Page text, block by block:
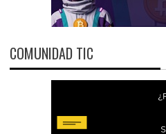
COMUNIDAD TIC